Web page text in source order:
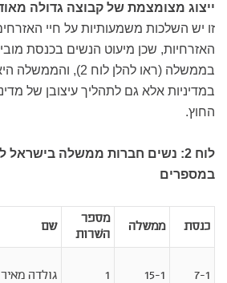
ייצוג מצומצמת של קבוצה גדולה
זו יש השלכות משמעותיות על חיי
האזרחיות, שכן מיעוט הנשים בכנסת
בממשלה (ראו להלן לוח
במדיניות אלא גם לתהליך עיצובן של
החוץ.
לוח 2: נשים חברות ממשלה בישראל
במספרים
כנסת ממשלה
מספר
השֹרות
שם
7-1
15-1
1 גולדה מאיר